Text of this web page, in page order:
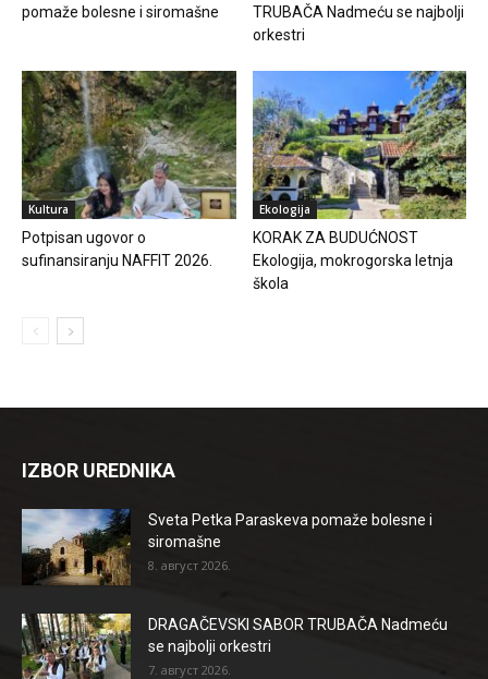
pomaže bolesne i siromašne
TRUBAČA Nadmeću se najbolji
orkestri
Kultura
Potpisan ugovor o
sufinansiranju NAFFIT 2026.
Ekologija
KORAK ZA BUDUĆNOST
Ekologija, mokrogorska letnja
škola
IZBOR UREDNIKA
Sveta Petka Paraskeva pomaže bolesne i
siromašne
8. август 2026.
DRAGAČEVSKI SABOR TRUBAČA Nadmeću
se najbolji orkestri
7. август 2026.